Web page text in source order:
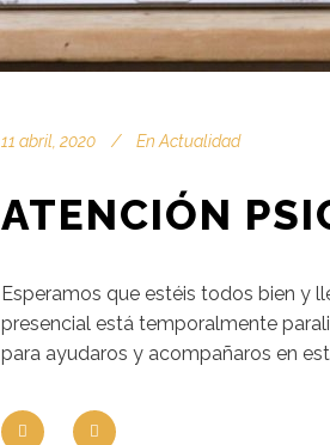
11 abril, 2020 En Actualidad
ATENCIÓN
Esperamos que estéis todos bien y
presencial está temporalmente
para ayudaros y acompañaros en